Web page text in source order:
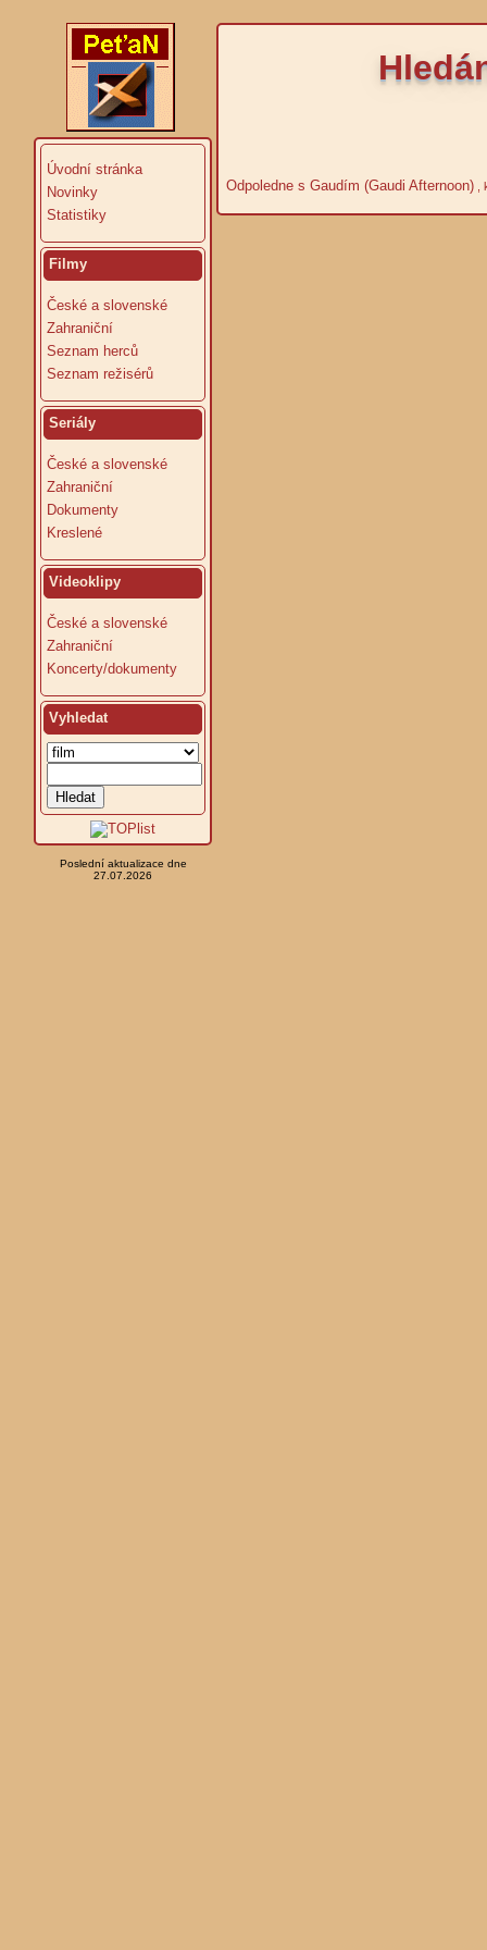
Úvodní stránka
Novinky
Statistiky
Filmy
České a slovenské
Zahraniční
Seznam herců
Seznam režisérů
Seriály
České a slovenské
Zahraniční
Dokumenty
Kreslené
Videoklipy
České a slovenské
Zahraniční
Koncerty/dokumenty
Vyhledat
Poslední aktualizace dne
27.07.2026
Odpoledne s Gaudím (Gaudi Afternoon) ,